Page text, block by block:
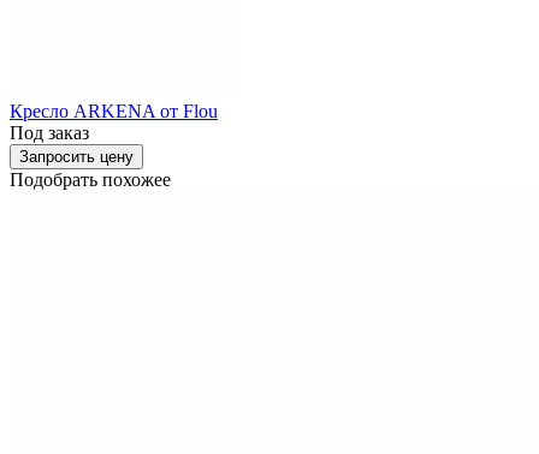
Кресло ARKENA от Flou
Под заказ
Запросить цену
Подобрать похожее